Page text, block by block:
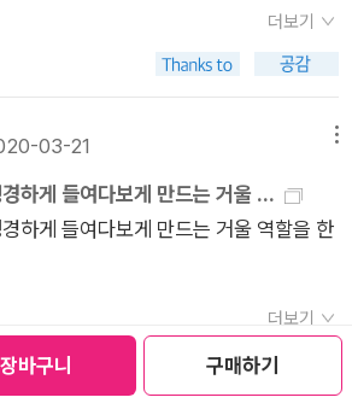
장바구니 구매하기
나의 자서전 : 김혜진 소설 (현대문학 핀
문학해몽전파사 : 신해욱 소설 / 창비세
키 장편소설 (블랙&화이트 87) / 비채
유키 장편소설 (블랙&화이트 88) / 비
장편소설 / 문학동네
더보기
03-21
하게 들여다보게 만드는 거울 ...
하게 들여다보게 만드는 거울 역할을 한
더보기